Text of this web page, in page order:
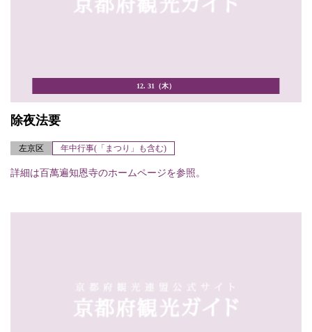
12. 31（木）
除夜法要
左京区 年中行事(「まつり」も含む)
詳細は百萬遍知恩寺のホームページを参照。